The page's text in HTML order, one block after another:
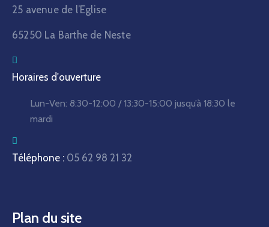
25 avenue de l’Eglise
65250 La Barthe de Neste
Horaires d'ouverture
Lun-Ven: 8:30-12:00 / 13:30-15:00 jusqu’à 18:30 le
mardi
Téléphone : 05 62 98 21 32
Plan du site